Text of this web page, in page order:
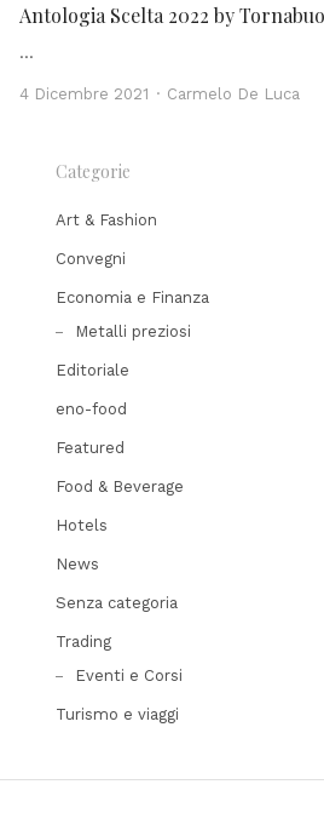
Antologia Scelta 2022 by
…
4 Dicembre 2021 Author
Carmelo De Luca
Categorie
Art & Fashion
Convegni
Economia e Finanza
Metalli preziosi
Editoriale
eno-food
Featured
Food & Beverage
Hotels
News
Senza categoria
Trading
Eventi e Corsi
Turismo e viaggi